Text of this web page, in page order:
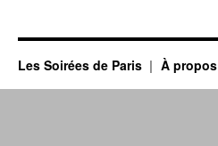
Les Soirées de Paris À propos